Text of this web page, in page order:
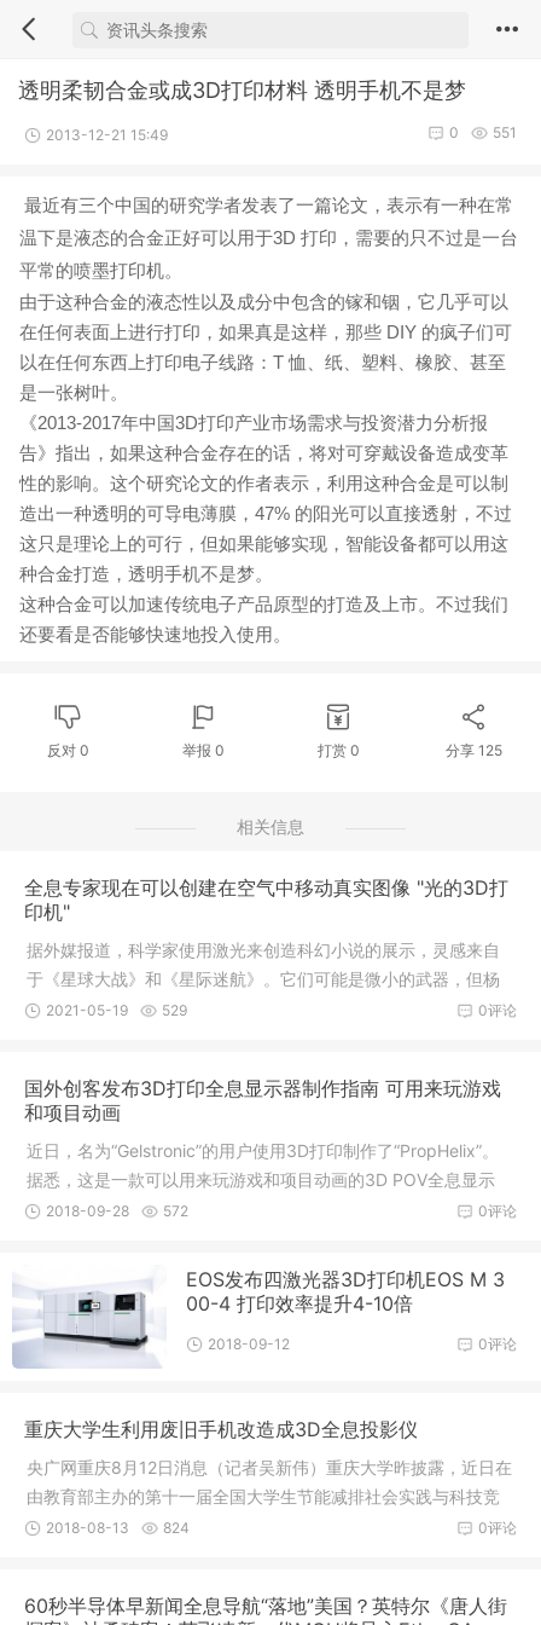
透明柔韧合金或成3D打印材料 透明手机不是梦
2013-12-21 15:49 551
0
最近有三个中国的研究学者发表了一篇论文，表示有一种在常
温下是液态的合金正好可以用于3D 打印，需要的只不过是一台
平常的喷墨打印机。
由于这种合金的液态性以及成分中包含的镓和铟，它几乎可以
在任何表面上进行打印，如果真是这样，那些 DIY 的疯子们可
以在任何东西上打印电子线路：T 恤、纸、塑料、橡胶、甚至
是一张树叶。
《2013-2017年中国3D打印产业市场需求与投资潜力分析报
告》指出，如果这种合金存在的话，将对可穿戴设备造成变革
性的影响。这个研究论文的作者表示，利用这种合金是可以制
造出一种透明的可导电薄膜，47% 的阳光可以直接透射，不过
这只是理论上的可行，但如果能够实现，智能设备都可以用这
种合金打造，透明手机不是梦。
这种合金可以加速传统电子产品原型的打造及上市。不过我们
还要看是否能够快速地投入使用。
反对 0 举报 0 打赏 0 分享 125
相关信息
全息专家现在可以创建在空气中移动真实图像 "光的3D打
印机"
据外媒报道，科学家使用激光来创造科幻小说的展示，灵感来自
于《星球大战》和《星际迷航》。它们可能是微小的武器，但杨
百翰大学的全息研究小组已经想出了如何创造光剑--绿色的是尤
星舰”和克林贡战
0评论
2021-05-19 529
国外创客发布3D打印全息显示器制作指南 可用来玩游戏
和项目动画
近日，名为“Gelstronic”的用户使用3D打印制作了“PropHelix”。
据悉，这是一款可以用来玩游戏和项目动画的3D POV全息显示
器。显示屏由LED旋转螺旋线组成，以产生惊人的3D图像。整个
经讲解了一个组装过程，使用由144个LED旋转螺旋线组成的3D
POV全息显示器。虽然
0评论
2018-09-28 572
EOS发布四激光器3D打印机EOS M 3
00-4 打印效率提升4-10倍
0评论
2018-09-12
重庆大学生利用废旧手机改造成3D全息投影仪
央广网重庆8月12日消息（记者吴新伟）重庆大学昨披露，近日在
由教育部主办的第十一届全国大学生节能减排社会实践与科技竞
赛决赛中，该校共有6件作品获一等奖，另获金奖的“利用废旧手
事。本届大赛吸引
0评论
2018-08-13 824
60秒半导体早新闻全息导航“落地”美国？英特尔《唐人街